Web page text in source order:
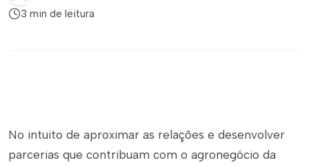
3 min de leitura
No intuito de aproximar as relações e desenvolver
parcerias que contribuam com o agronegócio da